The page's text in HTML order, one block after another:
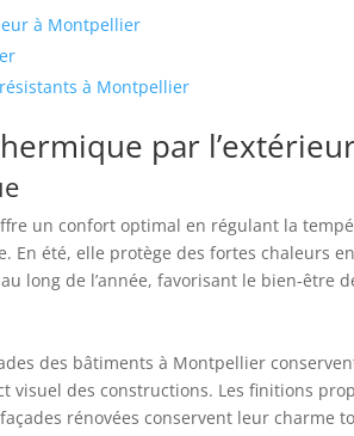
à Montpellier
à Montpellier
par
un confort optimal en régulant la
En été, elle protège des fortes chaleurs
long de l’année, favorisant le bien-être
des bâtiments à Montpellier
visuel des constructions. Les finitions
rénovées conservent leur